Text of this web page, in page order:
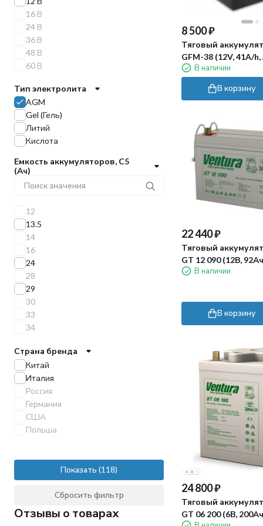
8 500₽
Тяговый
GFM-38 (12V, 41A/h,
В наличии
В корзину
22 440₽
Тяговый
GT 12 090 (12В,
В наличии
В корзину
24 800₽
Тяговый
GT 06 200 (6В,
ZUBR
Gelbert
SKN
VOLAT
16 В
24 В
36 В
48 В
60 В
Тип электролита
Gel (Гель)
Литий
AGM
Кислота
Емкость аккумуляторов, C5
(Ач)
12
13.5
14
16
24
28
29
30
33
34
40
45
46
47
50
52
54
66
71
Страна бренда
Китай
Италия
Россия
Германия
США
Польша
Показать
Сбросить фильтр
Отзывы о товарах